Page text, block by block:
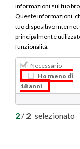
informazioni sul tuo
Queste informazioni,
tuo dispositivo internet
principalmente
funzionalità.
Necessario
Ho meno di
18 anni
2 / 2 selezionato